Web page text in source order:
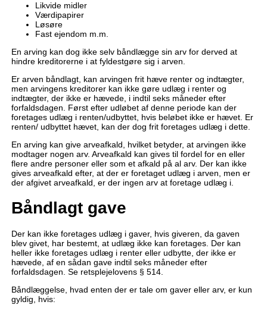
Likvide midler
Værdipapirer
Løsøre
Fast ejendom m.m.
En arving kan dog ikke selv båndlægge sin arv for derved at
hindre kreditorerne i at fyldestgøre sig i arven.
Er arven båndlagt, kan arvingen frit hæve renter og indtægter,
men arvingens kreditorer kan ikke gøre udlæg i renter og
indtægter, der ikke er hævede, i indtil seks måneder efter
forfaldsdagen. Først efter udløbet af denne periode kan der
foretages udlæg i renten/udbyttet, hvis beløbet ikke er hævet. Er
renten/ udbyttet hævet, kan der dog frit foretages udlæg i dette.
En arving kan give arveafkald, hvilket betyder, at arvingen ikke
modtager nogen arv. Arveafkald kan gives til fordel for en eller
flere andre personer eller som et afkald på al arv. Der kan ikke
gives arveafkald efter, at der er foretaget udlæg i arven, men er
der afgivet arveafkald, er der ingen arv at foretage udlæg i.
Båndlagt gave
Der kan ikke foretages udlæg i gaver, hvis giveren, da gaven
blev givet, har bestemt, at udlæg ikke kan foretages. Der kan
heller ikke foretages udlæg i renter eller udbytte, der ikke er
hævede, af en sådan gave indtil seks måneder efter
forfaldsdagen. Se retsplejelovens § 514.
Båndlæggelse, hvad enten der er tale om gaver eller arv, er kun
gyldig, hvis: